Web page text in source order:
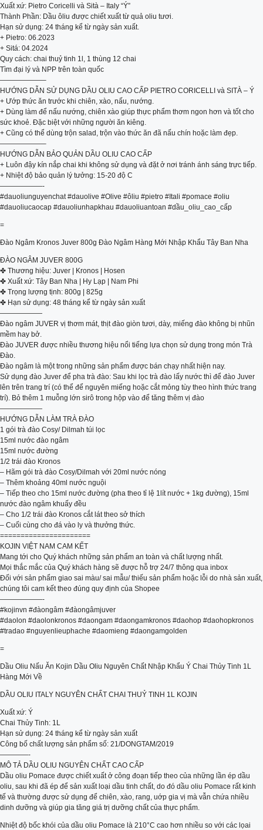
Xuất xứ: Pietro Coricelli và Sità – Italy “Ý”
Thành Phần: Dầu ôliu được chiết xuất từ quả oliu tươi.
Hạn sử dụng: 24 tháng kể từ ngày sản xuất.
+ Pietro: 06.2023
+ Sitá: 04.2024
Quy cách: chai thuỷ tinh 1l, 1 thùng 12 chai
Tìm đại lý và NPP trên toàn quốc
——————–
HƯỚNG DẪN SỬ DỤNG DẦU OLIU CAO CẤP PIETRO CORICELLI và SITÀ – Ý
+ Ướp thức ăn trước khi chiên, xào, nấu, nướng.
+ Dùng làm để nấu nướng, chiên xào giúp thực phẩm thơm ngon hơn và tốt cho
sức khoẻ. Đặc biệt với những người ăn kiêng.
+ Cũng có thể dùng trộn salad, trộn vào thức ăn đã nấu chín hoặc làm đẹp.
——————–
HƯỚNG DẪN BẢO QUẢN DẦU OLIU CAO CẤP
+ Luôn đậy kín nắp chai khi không sử dụng và đặt ở nơi tránh ánh sáng trực tiếp.
+ Nhiệt độ bảo quản lý tưởng: 15-20 độ C
——————-
#dauoliunguyenchat #dauolive #Olive #ôliu #pietro #Itali #pomace #oliu
#dauoliucaocap #dauoliunhapkhau #dauoliuantoan #dầu_oliu_cao_cấp
=
Đào Ngâm Kronos Juver 800g Đào Ngâm Hàng Mới Nhập Khẩu Tây Ban Nha
ĐÀO NGÂM JUVER 800G
✤ Thương hiệu: Juver | Kronos | Hosen
✤ Xuất xứ: Tây Ban Nha | Hy Lạp | Nam Phi
✤ Trọng lượng tịnh: 800g | 825g
✤ Hạn sử dụng: 48 tháng kể từ ngày sản xuất
——————
Đào ngâm JUVER vị thơm mát, thịt đào giòn tươi, dày, miếng đào không bị nhũn
mềm hay bở.
Đào JUVER được nhiều thương hiệu nổi tiếng lựa chọn sử dụng trong món Trà
Đào.
Đào ngâm là một trong những sản phẩm được bán chạy nhất hiện nay.
Sử dụng đào Juver để pha trà đào: Sau khi lọc trà đào lấy nước thì để đào Juver
lên trên trang trí (có thể để nguyên miếng hoặc cắt mỏng tùy theo hình thức trang
trí). Bỏ thêm 1 muỗng lớn sirô trong hộp vào để tăng thêm vị đào
——————
HƯỚNG DẪN LÀM TRÀ ĐÀO
1 gói trà đào Cosy/ Dilmah túi lọc
15ml nước đào ngâm
15ml nước đường
1/2 trái đào Kronos
– Hãm gói trà đào Cosy/Dilmah với 20ml nước nóng
– Thêm khoảng 40ml nước nguội
– Tiếp theo cho 15ml nước đường (pha theo tỉ lệ 1lít nước + 1kg đường), 15ml
nước đào ngâm khuấy đều
– Cho 1/2 trái đào Kronos cắt lát theo sở thích
– Cuối cùng cho đá vào ly và thưởng thức.
======================
KOJIN VIỆT NAM CAM KẾT
Mang tới cho Quý khách những sản phẩm an toàn và chất lượng nhất.
Mọi thắc mắc của Quý khách hàng sẽ được hỗ trợ 24/7 thông qua inbox
Đối với sản phẩm giao sai màu/ sai mẫu/ thiếu sản phẩm hoặc lỗi do nhà sản xuất,
chúng tôi cam kết theo đúng quy định của Shopee
——————-
#kojinvn #đàongâm #đàongâmjuver
#daolon #daolonkronos #daongam #daongamkronos #daohop #daohopkronos
#tradao #nguyenlieuphache #daomieng #daongamgolden
=
Dầu Oliu Nấu Ăn Kojin Dầu Oliu Nguyên Chất Nhập Khẩu Ý Chai Thủy Tinh 1L
Hàng Mới Về
DẦU OLIU ITALY NGUYÊN CHẤT CHAI THUỶ TINH 1L KOJIN
Xuất xứ: Ý
Chai Thủy Tinh: 1L
Hạn sử dụng: 24 tháng kể từ ngày sản xuất
Công bố chất lượng sản phẩm số: 21/DONGTAM/2019
————-
MÔ TẢ DẦU OLIU NGUYÊN CHẤT CAO CẤP
Dầu oliu Pomace được chiết xuất ở công đoạn tiếp theo của những lần ép dầu
oliu, sau khi đã ép để sản xuất loại dầu tinh chất, do đó dầu oliu Pomace rất kinh
tế và thường được sử dụng để chiên, xào, rang, uớp gia vị mà vẫn chứa nhiều
dinh dưỡng và giúp gia tăng giá trị dưỡng chất của thực phẩm.
Nhiệt độ bốc khói của dầu oliu Pomace là 210°C cao hơn nhiều so với các lọai